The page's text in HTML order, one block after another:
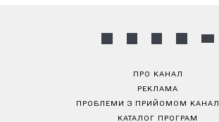
ПРО КАНАЛ
РЕКЛАМА
ПРОБЛЕМИ З ПРИЙОМОМ
КАТАЛОГ ПРОГРАМ